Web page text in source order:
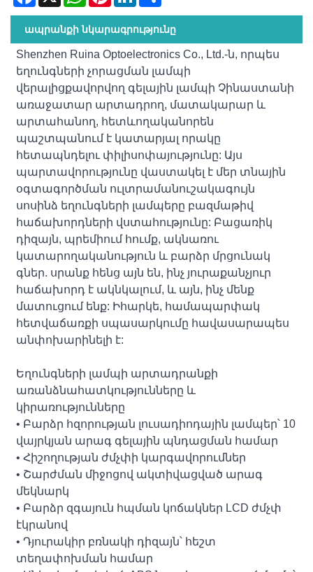
ապրանքի նկարագրությունը
Shenzhen Ruina Optoelectronics Co., Ltd.-ն, որպես
եղունգների չորացման լամպի
վերալիցքավորվող գելային լամպի Չինաստանի
առաջատար արտադրող, մատակարար և
արտահանող, հետևողականորեն
պաշտպանում է կատարյալ որակը
հետապնդելու փիլիսոփայությունը: Այս
պարտավորությունը վաստակել է մեր տնային
օգտագործման ուլտրամանուշակագույն
սոսինձ եղունգների լամպերը բազմաթիվ
հաճախորդների վստահությունը: Բացառիկ
դիզայն, պրեմիում հումք, ակնառու
կատարողականություն և բարձր մրցունակ
գներ. սրանք հենց այն են, ինչ յուրաքանչյուր
հաճախորդ է ակնկալում, և այն, ինչ մենք
մատուցում ենք: Իհարկե, համապարփակ
հետվաճառքի սպասարկումը հավասարապես
անփոխարինելի է:
Եղունգների լամպի արտադրանքի
առանձնահատկությունները և
կիրառությունները
• Բարձր հզորության լուսադիոդային լամպեր՝ 10
վայրկյան արագ գելային պնդացման համար
• Հիշողության ժմչփի կարգավորումներ
• Շարժման միջոցով ակտիվացված արագ
մեկնարկ
• Բարձր զգայուն հպման կոճակներ LCD ժմչփ
էկրանով
• Դյուրակիր բռնակի դիզայն՝ հեշտ
տեղափոխման համար